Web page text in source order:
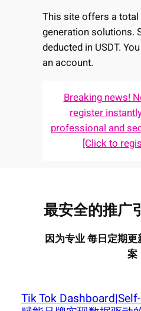
This site offers a
generation solutions.
deducted in USDT.
an account.
Breaking news!
register
professional and
[Click to
最安全的推广
因为专业 每日定期
案
Tik Tok